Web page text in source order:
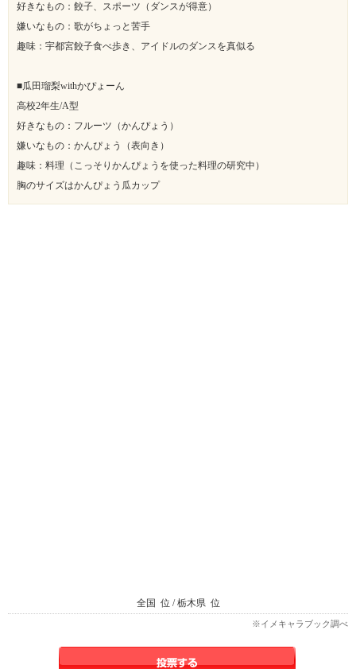
好きなもの：餃子、スポーツ（ダンスが得意）
嫌いなもの：歌がちょっと苦手
趣味：宇都宮餃子食べ歩き、アイドルのダンスを真似る
■瓜田瑠梨withかぴょーん
高校2年生/A型
好きなもの：フルーツ（かんぴょう）
嫌いなもの：かんぴょう（表向き）
趣味：料理（こっそりかんぴょうを使った料理の研究中）
胸のサイズはかんぴょう瓜カップ
全国 位 / 栃木県 位
※イメキャラブック調べ